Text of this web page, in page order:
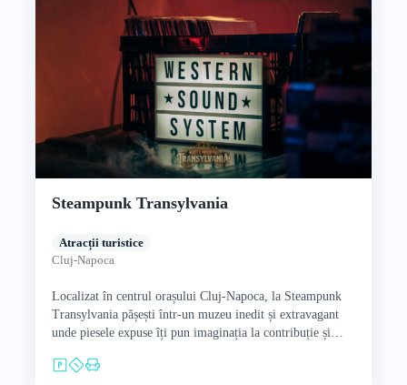
Steampunk Transylvania
Atracții turistice
Cluj-Napoca
Localizat în centrul orașului Cluj-Napoca, la Steampunk
Transylvania pășești într-un muzeu inedit și extravagant
unde piesele expuse îți pun imaginația la contribuție și